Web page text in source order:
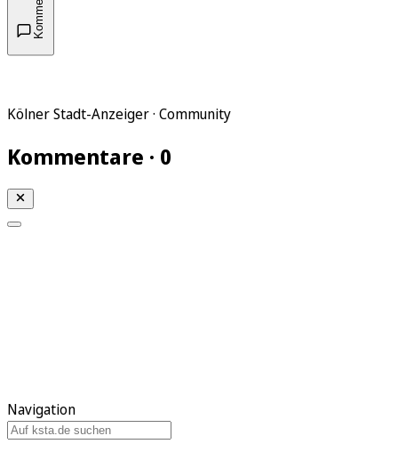
Kölner Stadt-Anzeiger · Community
Kommentare · 0
Navigation